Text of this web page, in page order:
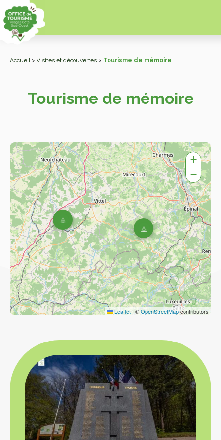
Accueil> Visites et découvertes > Tourisme de mémoire
Tourisme de mémoire
+
−
Leaflet | ©OpenStreetMapcontributors